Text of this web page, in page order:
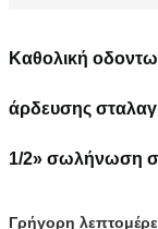
Καθολική
άρδευσης
1/2» σωλήνωση
Γρήγορη